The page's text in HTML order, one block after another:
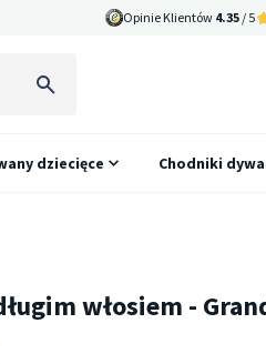
Opinie Klientów 4.35 / 5
dziecięce Chodniki
włosiem -